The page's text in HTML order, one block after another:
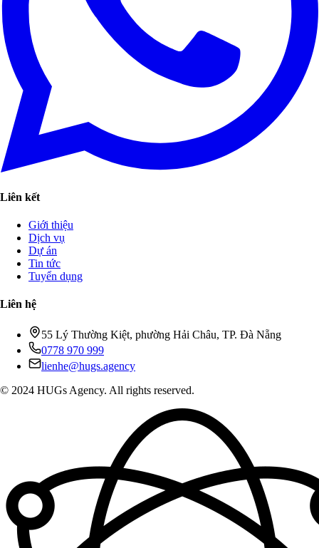
Liên kết
Giới thiệu
Dịch vụ
Dự án
Tin tức
Tuyển dụng
Liên hệ
55 Lý Thường Kiệt, phường Hải Châu, TP. Đà Nẵng
0778 970 999
lienhe@hugs.agency
© 2024 HUGs Agency. All rights reserved.